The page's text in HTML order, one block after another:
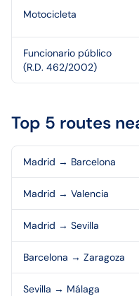
Motocicleta
Funcionario público
(R.D. 462/2002)
Top 5 routes
Madrid → Barcelona
Madrid → Valencia
Madrid → Sevilla
Barcelona → Zaragoza
Sevilla → Málaga